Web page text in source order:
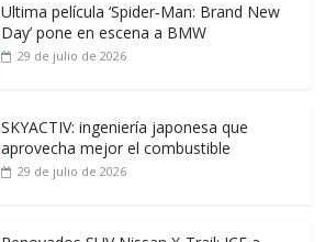
Ultima película ‘Spider‑Man: Brand New
Day’ pone en escena a BMW
29 de julio de 2026
SKYACTIV: ingeniería japonesa que
aprovecha mejor el combustible
29 de julio de 2026